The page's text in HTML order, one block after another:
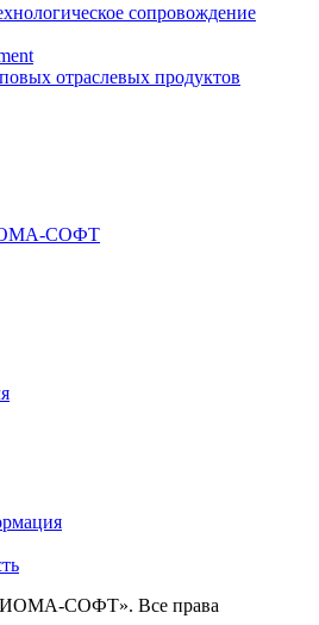
сопровождение
отраслевых продуктов
СОФТ
СОФТ». Все права